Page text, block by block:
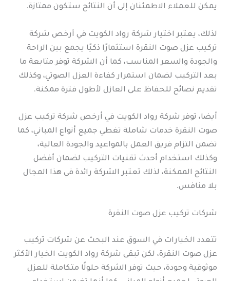
يمكن للعملاء الاطمئنان إلى أن النتائج ستكون ممتازة.
لذلك، يعتبر اختيار شركة رواد الكويت في أرخص شركة
تركيب عزل صوت النقرة استثمارًا ذكيًا يجمع بين الراحة
والجودة والسعر المناسب، كما أن الشركة توفر متابعة ما
بعد التركيب لضمان استمرار كفاءة العزل الصوتي، وكذلك
تقديم نصائح للحفاظ على العازل لأطول فترة ممكنة.
أيضا، توفر شركة رواد الكويت في أرخص شركة تركيب عزل
صوت النقرة خدمات شاملة تغطي جميع أنواع المباني، كما
تضمن التزام فريق العمل بالمواعيد والجودة العالية،
وكذلك استخدام أحدث تقنيات التركيب لضمان أفضل
النتائج الممكنة، لذلك تعتبر الشركة رائدة في هذا المجال
بلا منافس.
شركات تركيب عزل صوت النقرة
تتعدد الخيارات في السوق عند البحث عن شركات تركيب
عزل صوت النقرة، لكن تبقى شركة رواد الكويت الخيار الأكثر
موثوقية وجودة، حيث توفر الشركة حلولًا متكاملة للعزل